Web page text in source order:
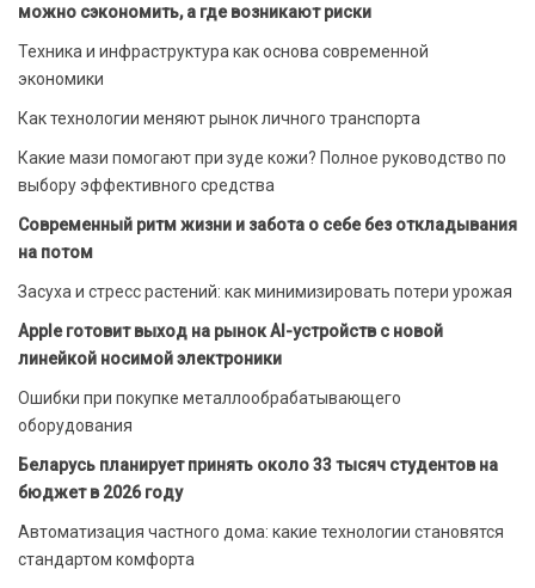
можно сэкономить, а где возникают риски
Техника и инфраструктура как основа современной
экономики
Как технологии меняют рынок личного транспорта
Какие мази помогают при зуде кожи? Полное руководство по
выбору эффективного средства
Современный ритм жизни и забота о себе без откладывания
на потом
Засуха и стресс растений: как минимизировать потери урожая
Apple готовит выход на рынок AI-устройств с новой
линейкой носимой электроники
Ошибки при покупке металлообрабатывающего
оборудования
Беларусь планирует принять около 33 тысяч студентов на
бюджет в 2026 году
Автоматизация частного дома: какие технологии становятся
стандартом комфорта